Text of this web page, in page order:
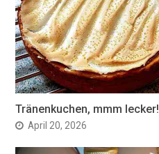
Tränenkuchen, mmm lecker!
April 20, 2026